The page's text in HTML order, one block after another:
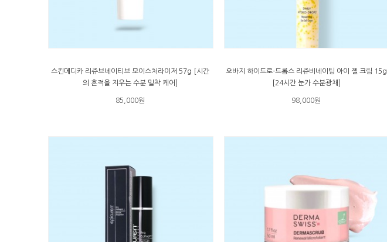
스킨메디카 리쥬브네이티브 모이스처라이저 57g [시간
의 흔적을 지우는 수분 밀착 케어]
85,000원
오바지 하이드로-드롭스 리쥬비네이팅 아이 젤 크림 15g
[24시간 눈가 수분광채]
98,000원